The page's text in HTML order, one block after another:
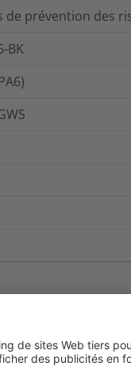
de prévention des
BK